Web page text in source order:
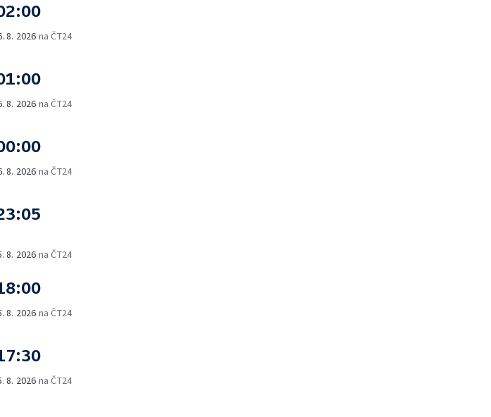
8. 2026 na ČT24
8. 2026 na ČT24
8. 2026 na ČT24
8. 2026 na ČT24
8. 2026 na ČT24
8. 2026 na ČT24